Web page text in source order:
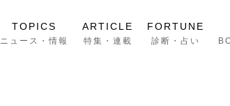
TOPICS
ニュース・情報
ARTICLE
特集・連載
FORTUNE
診断・占い